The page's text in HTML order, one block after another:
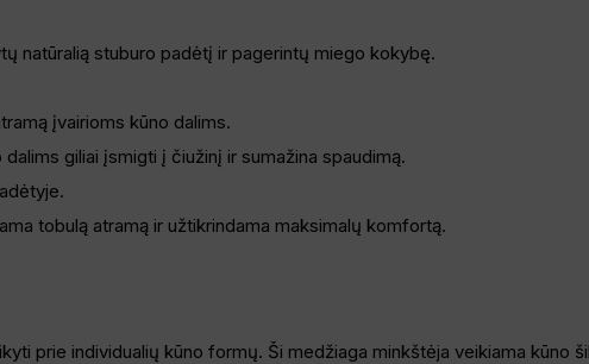
natūralią stuburo padėtį ir pagerintų miego kokybę.
įvairioms kūno dalims.
giliai įsmigti į čiužinį ir sumažina spaudimą.
tobulą atramą ir užtikrindama maksimalų komfortą.
prie individualių kūno formų. Ši medžiaga minkštėja veikiama kūno